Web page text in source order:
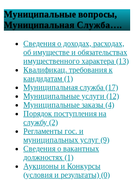
Муниципальные вопросы,
Муниципальная Служба….
Сведения о доходах, расходах,
об имуществе и обязательствах
имущественного характера (13)
Квалификац. требования к
кандидатам (1)
Муниципальная служба (17)
Муниципальные услуги (12)
Муниципальные заказы (4)
Порядок поступления на
службу (2)
Регламенты гос. и
муниципальных услуг (9)
Сведения о вакантных
должностях (1)
Аукционы и Конкурсы
(условия и результаты) (0)